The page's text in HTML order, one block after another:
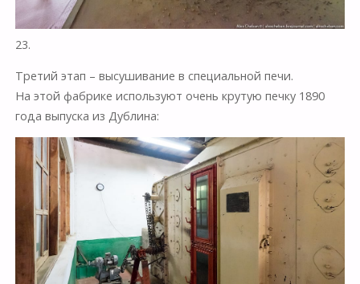
23.
Третий этап – высушивание в специальной печи.
На этой фабрике используют очень крутую печку 1890
года выпуска из Дублина: